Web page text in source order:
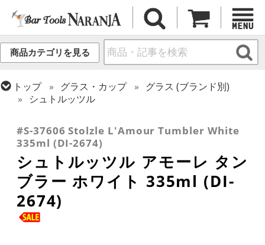
商品カテゴリを見る
トップ グラス・カップ
グラス (ブランド別)
シュトルッツル
タンブラー
#S-37606 Stolzle L'Amour Tumbler White
335ml (DI-2674)
シュトルッツル アモーレ タン
ブラー ホワイト 335ml (DI-
2674)